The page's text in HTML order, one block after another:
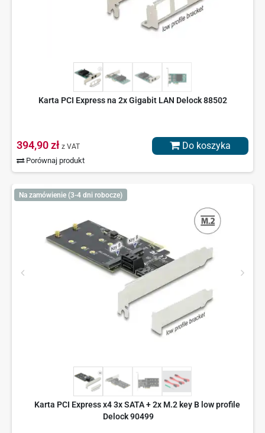
Karta PCI Express na 2x Gigabit LAN Delock 88502
394,90 zł z VAT
Porównaj produkt
Do koszyka
Na zamówienie (3-4 dni robocze)
Karta PCI Express x4 3x SATA + 2x M.2 key B low profile
Delock 90499